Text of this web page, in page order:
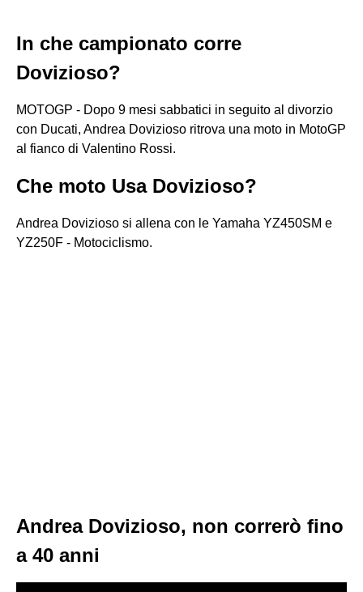
In che campionato corre
Dovizioso?
MOTOGP - Dopo 9 mesi sabbatici in seguito al divorzio
con Ducati, Andrea Dovizioso ritrova una moto in MotoGP
al fianco di Valentino Rossi.
Che moto Usa Dovizioso?
Andrea Dovizioso si allena con le Yamaha YZ450SM e
YZ250F - Motociclismo.
Andrea Dovizioso, non correrò fino
a 40 anni